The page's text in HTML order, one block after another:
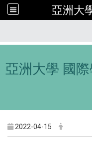
亞洲大
亞洲大學 國
2022-04-15